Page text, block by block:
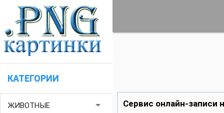
КАТЕГОРИИ
ЖИВОТНЫЕ arrow_drop_down Сервис онлайн-записи